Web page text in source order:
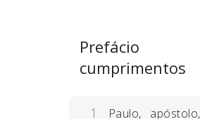
cumprimentos
1
Paulo,